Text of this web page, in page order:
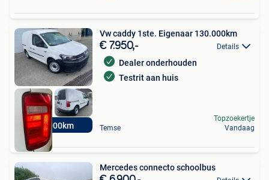
130000km
Vw caddy 1ste. Eigenaar 130.000km
€ 7.950,- Details
Dealer onderhouden
Testrit aan huis
Temse
Topzoekertje
Vandaag
Mercedes connecto schoolbus